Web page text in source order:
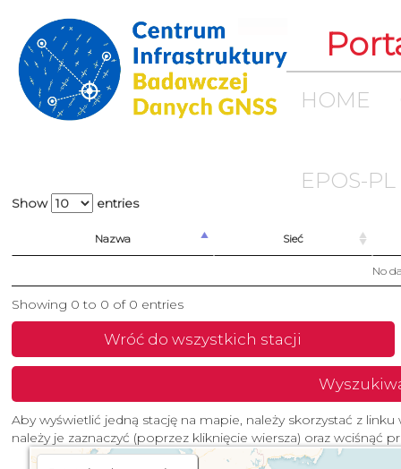
HOME
EPOS-PL
Show entries
Nazwa Sieć
No
Showing 0 to 0 of 0 entries
Wróć do wszystkich stacji
Aby wyświetlić jedną stację na mapie, należy skorzystać z
należy je zaznaczyć (poprzez kliknięcie wiersza) oraz wciśnąć